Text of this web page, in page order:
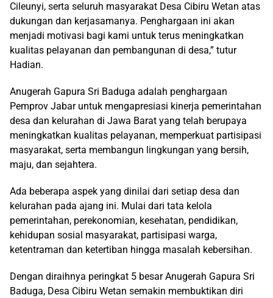
Cileunyi, serta seluruh masyarakat Desa Cibiru Wetan atas
dukungan dan kerjasamanya. Penghargaan ini akan
menjadi motivasi bagi kami untuk terus meningkatkan
kualitas pelayanan dan pembangunan di desa,” tutur
Hadian.
Anugerah Gapura Sri Baduga adalah penghargaan
Pemprov Jabar untuk mengapresiasi kinerja pemerintahan
desa dan kelurahan di Jawa Barat yang telah berupaya
meningkatkan kualitas pelayanan, memperkuat partisipasi
masyarakat, serta membangun lingkungan yang bersih,
maju, dan sejahtera.
Ada beberapa aspek yang dinilai dari setiap desa dan
kelurahan pada ajang ini. Mulai dari tata kelola
pemerintahan, perekonomian, kesehatan, pendidikan,
kehidupan sosial masyarakat, partisipasi warga,
ketentraman dan ketertiban hingga masalah kebersihan.
Dengan diraihnya peringkat 5 besar Anugerah Gapura Sri
Baduga, Desa Cibiru Wetan semakin membuktikan diri